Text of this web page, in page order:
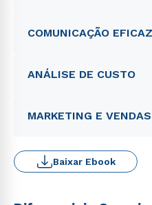
COMUNICAÇÃO
ANÁLISE DE CUSTO
MARKETING E VENDAS
Baixar Ebook